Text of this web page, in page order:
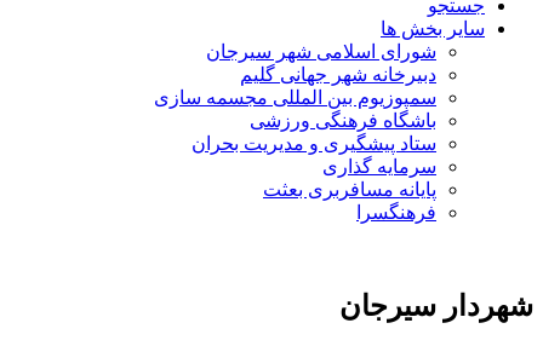
جستجو
سایر بخش ها
شورای اسلامی شهر سیرجان
دبیرخانه شهر جهانی گلیم
سمپوزیوم بین المللی مجسمه سازی
باشگاه فرهنگی ورزشی
ستاد پیشگیری و مدیریت بحران
سرمایه گذاری
پایانه مسافربری بعثت
فرهنگسرا
شهردار سیرجان